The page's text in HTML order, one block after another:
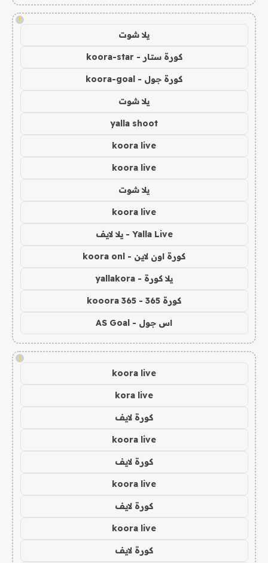
!
يلا شوت
كورة ستار - koora-star
كورة جول - koora-goal
يلا شوت
yalla shoot
koora live
koora live
يلا شوت
koora live
Yalla Live - يلا لايف
كورة اون لاين - koora onl
يلا كورة - yallakora
كورة 365 - kooora 365
اس جول - AS Goal
!
koora live
kora live
كورة لايف
koora live
كورة لايف
koora live
كورة لايف
koora live
كورة لايف